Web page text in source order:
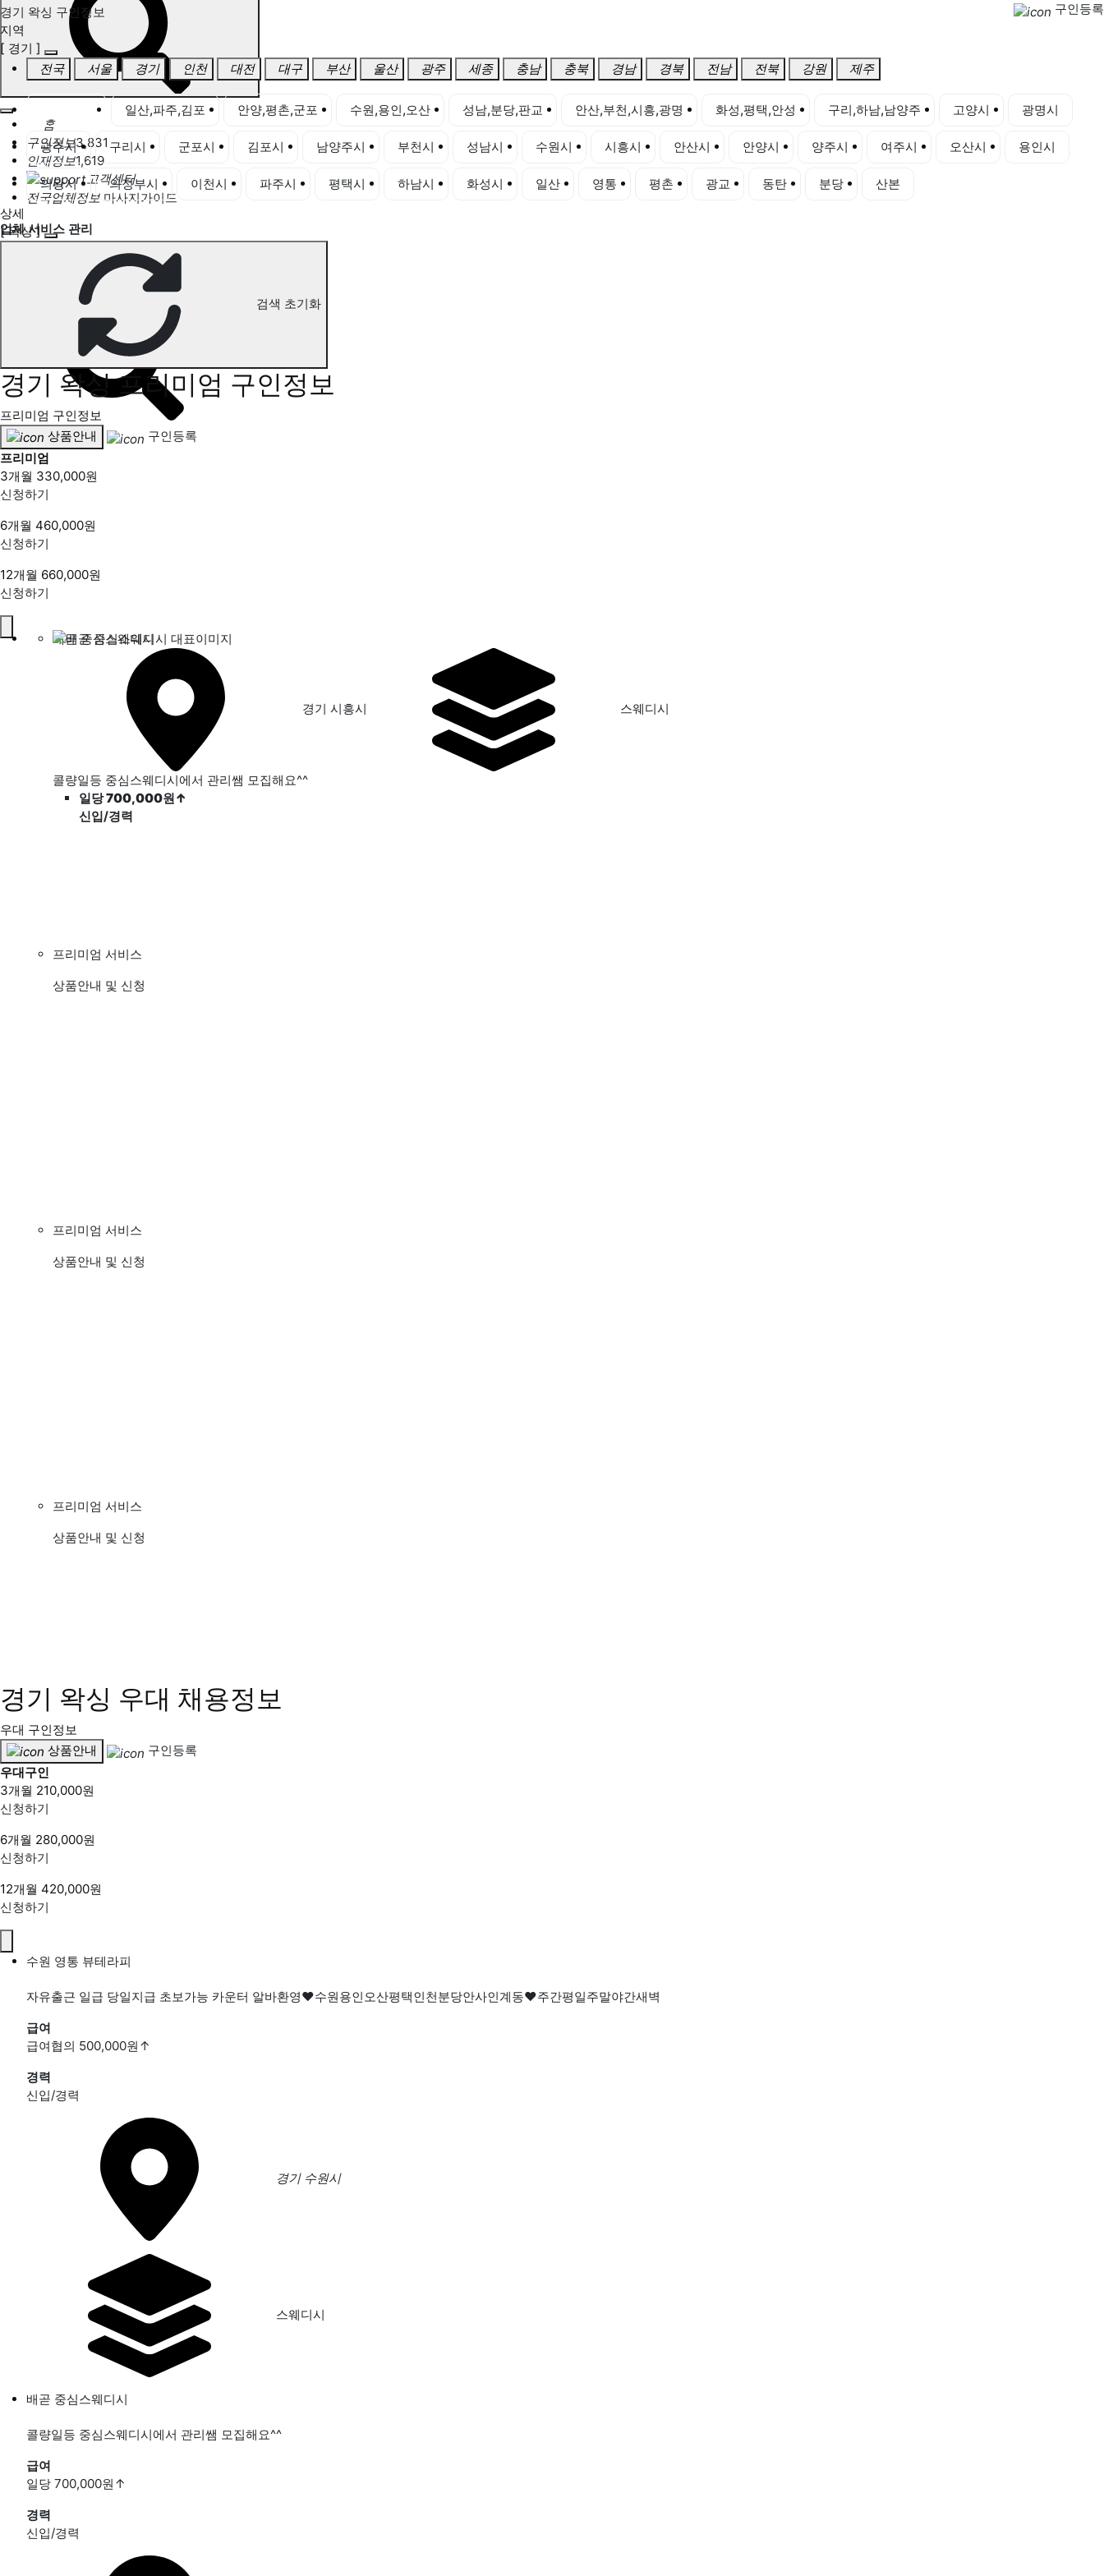
홈
구인정보3,831
인재정보1,619
고객센터
전국업체정보 마사지가이드
업체 서비스 관리
개인 서비스 관리
경기 왁싱 구인정보
경기 왁싱 구인정보
구인등록
지역
[ 경기 ]
전국
서울 경기 인천 대전 대구 부산 울산 광주 세종 충남 충북 경남 경북 전남 전북 강원 제주
일산,파주,김포 안양,평촌,군포 수원,용인,오산 성남,분당,판교 안산,부천,시흥,광명 화성,평택,안성 구리,하남,남양주 고양시 광명시
광주시 구리시 군포시 김포시 남양주시 부천시 성남시 수원시 시흥시 안산시 안양시 양주시 여주시 오산시 용인시
의왕시 의정부시 이천시 파주시 평택시 하남시 화성시 일산 영통 평촌 광교 동탄 분당
산본
상세
[ 왁싱 ]
검색 초기화
경기 왁싱 프리미엄 구인정보
프리미엄 구인정보
상품안내
구인등록
프리미엄
3개월 330,000원
신청하기
6개월 460,000원
신청하기
12개월 660,000원
신청하기
배곧 중심스웨디시
경기 시흥시 스웨디시
콜량일등 중심스웨디시에서 관리쌤 모집해요^^
일당 700,000원↑
신입/경력
프리미엄 서비스
상품안내 및 신청
프리미엄 서비스
상품안내 및 신청
프리미엄 서비스
상품안내 및 신청
경기 왁싱 우대 채용정보
우대 구인정보
상품안내
구인등록
우대구인
3개월 210,000원
신청하기
6개월 280,000원
신청하기
12개월 420,000원
신청하기
수원 영통 뷰테라피
자유출근 일급 당일지급 초보가능 카운터 알바환영❤️수원용인오산평택인천분당안사인계동❤️주간평일주말야간새벽
급여
급여협의 500,000원 ↑
경력
신입/경력
경기 수원시
스웨디시
배곧 중심스웨디시
콜량일등 중심스웨디시에서 관리쌤 모집해요^^
급여
일당 700,000원 ↑
경력
신입/경력